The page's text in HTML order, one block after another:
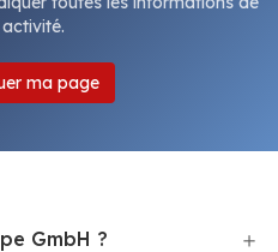
ma page
GmbH ?